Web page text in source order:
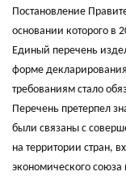
Постановление
основании которого в
Единый перечень
форме
требованиям стало
Перечень претерпел
были связаны с
на территории стран,
экономического